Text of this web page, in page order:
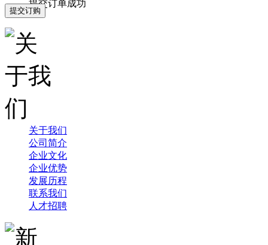
提交订单成功
关于我们
公司简介
企业文化
企业优势
发展历程
联系我们
人才招聘